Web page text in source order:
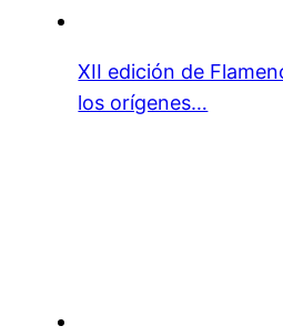
XII edición de
los orígenes…